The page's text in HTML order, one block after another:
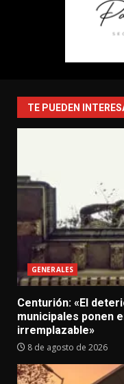
TE PUEDEN
GENERALES
Centurión: «El
municipales ponen
irremplazable»
8 de agosto de 2026